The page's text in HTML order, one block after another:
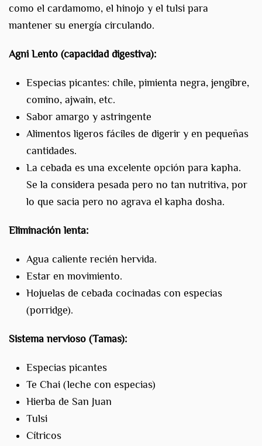
como el cardamomo, el hinojo y el tulsi para
mantener su energía circulando.
Agni Lento (capacidad digestiva):
Especias picantes: chile, pimienta negra, jengibre,
comino, ajwain, etc.
Sabor amargo y astringente
Alimentos ligeros fáciles de digerir y en pequeñas
cantidades.
La cebada es una excelente opción para kapha.
Se la considera pesada pero no tan nutritiva, por
lo que sacia pero no agrava el kapha dosha.
Eliminación lenta:
Agua caliente recién hervida.
Estar en movimiento.
Hojuelas de cebada cocinadas con especias
(porridge).
Sistema nervioso (Tamas):
Especias picantes
Te Chai (leche con especias)
Hierba de San Juan
Tulsi
Cítricos